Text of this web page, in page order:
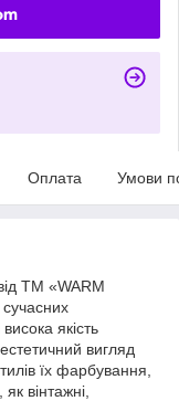
Оплата Умови
ТМ «WARM
якість
вигляд
їх фарбування,
вінтажні,